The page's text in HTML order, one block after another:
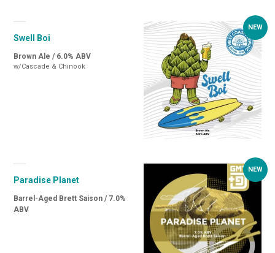
Swell Boi
Brown Ale / 6.0% ABV
w/Cascade & Chinook
Paradise Planet
Barrel-Aged Brett Saison / 7.0%
ABV